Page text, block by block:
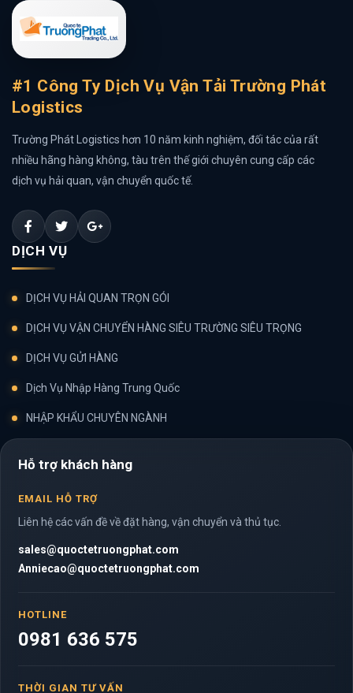
#1 Công Ty Dịch Vụ Vận Tải Trường Phát
Logistics
Trường Phát Logistics hơn 10 năm kinh nghiệm, đối tác của rất
nhiều hãng hàng không, tàu trên thế giới chuyên cung cấp các
dịch vụ hải quan, vận chuyển quốc tế.
DỊCH VỤ
DỊCH VỤ HẢI QUAN TRỌN GÓI
DỊCH VỤ VẬN CHUYỂN HÀNG SIÊU TRƯỜNG SIÊU TRỌNG
DỊCH VỤ GỬI HÀNG
Dịch Vụ Nhập Hàng Trung Quốc
NHẬP KHẨU CHUYÊN NGÀNH
Hỗ trợ khách hàng
EMAIL HỖ TRỢ
Liên hệ các vấn đề về đặt hàng, vận chuyển và thủ tục.
sales@quoctetruongphat.com
Anniecao@quoctetruongphat.com
HOTLINE
0981 636 575
THỜI GIAN TƯ VẤN